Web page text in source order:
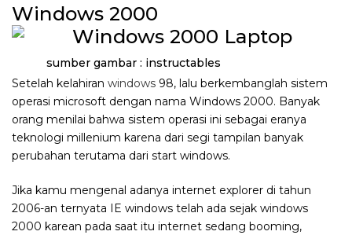
Windows 2000
sumber gambar : instructables
Setelah kelahiran windows 98, lalu berkembanglah sistem
operasi microsoft dengan nama Windows 2000. Banyak
orang menilai bahwa sistem operasi ini sebagai eranya
teknologi millenium karena dari segi tampilan banyak
perubahan terutama dari start windows.
Jika kamu mengenal adanya internet explorer di tahun
2006-an ternyata IE windows telah ada sejak windows
2000 karean pada saat itu internet sedang booming,